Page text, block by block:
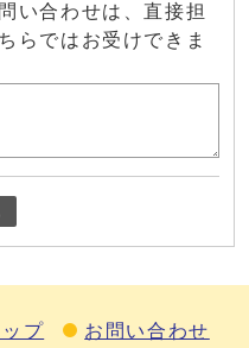
い合わせは、直接担
らではお受けできま
プ お問い合わせ